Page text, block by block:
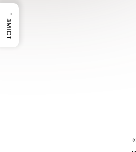
→
ЗМІСТ